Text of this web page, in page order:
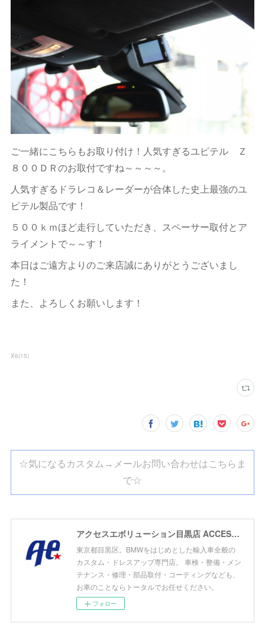
ご一緒にこちらもお取り付け！人気すぎるユピテル Ｚ
８００ＤＲのお取付ですね～～～～。
人気すぎるドラレコ＆レーダーが合体した史上最強のユ
ピテル製品です！
５００ｋｍほど走行していただき、スペーサー取付とア
ライメントで～～す！
本日はご遠方よりのご来店誠にありがとうございまし
た！
また、よろしくお願いします！
X6(15)
☆気になるカスタム→メールお問い合わせはこちらま
で☆
アクセスエボリューション目黒店 ACCESS EVOLUTION MEGURO
東京都目黒区。BMWをはじめとした輸入車全般の
カスタム・ドレスアップ専門店。 車検・整備・メン
テナンス・修理・部品取付・コーティングなども、
お車のことならトータルでお任せください。
フォロー